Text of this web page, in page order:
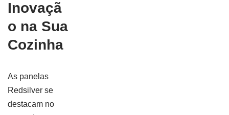
Inovaçã
o na Sua
Cozinha
As panelas
Redsilver se
destacam no